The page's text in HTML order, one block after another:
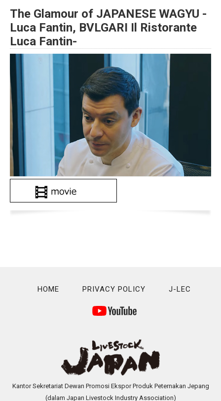
The Glamour of JAPANESE WAGYU -
Luca Fantin, BVLGARI Il Ristorante
Luca Fantin-
HOME PRIVACY POLICY J-LEC
Kantor Sekretariat Dewan Promosi Ekspor Produk Peternakan Jepang
(dalam Japan Livestock Industry Association)